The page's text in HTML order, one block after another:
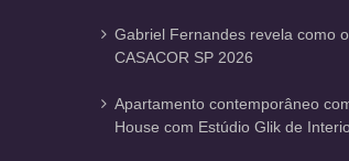
Gabriel Fernandes revela como
CASACOR SP 2026
Apartamento contemporâneo
House com Estúdio Glik de